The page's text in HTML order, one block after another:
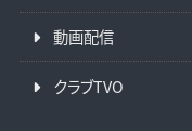
動画配信
クラブTVO